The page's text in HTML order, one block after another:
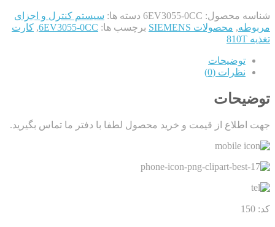
شناسه محصول: 6EV3055-0CC دسته ها: سیستم کنترل و اجزای
مربوطه, محصولات SIEMENS برچسب ها: 6EV3055-0CC
, کارت
تغذیه 810T
توضیحات
نظرات (0)
توضیحات
جهت اطلاع از قیمت و خرید محصول لطفا با دفتر ما تماس بگیرید.
کد: 150